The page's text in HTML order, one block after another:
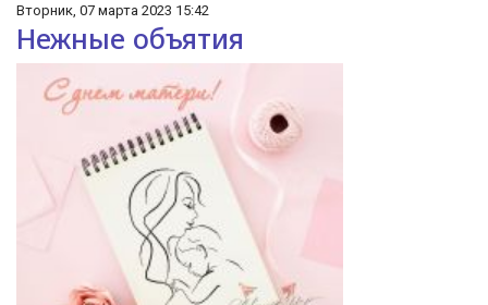
Вторник, 07 марта 2023 15:42
Нежные объятия